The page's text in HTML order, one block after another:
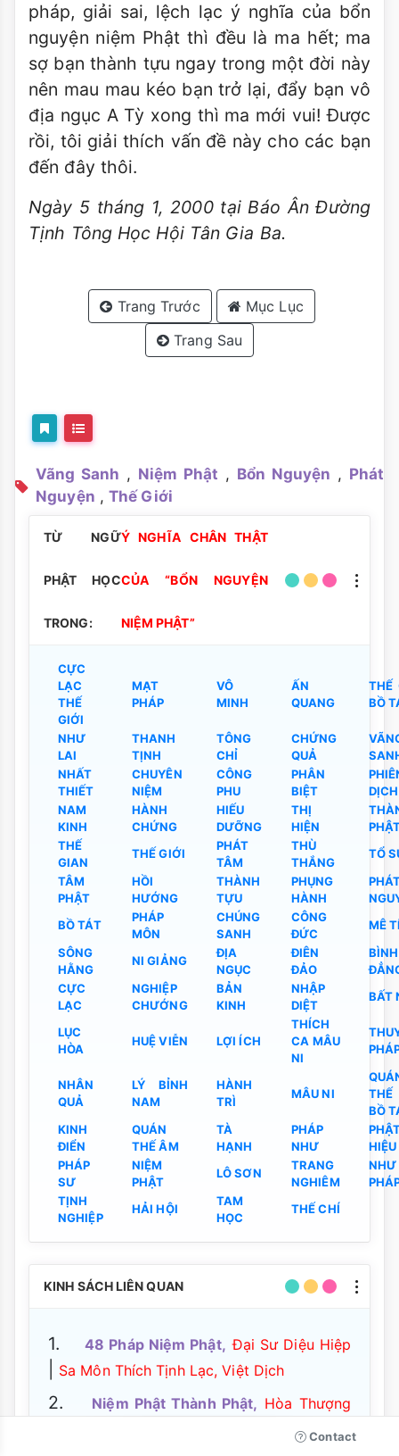
pháp, giải sai, lệch lạc ý nghĩa của bổn
nguyện niệm Phật thì đều là ma hết; ma
sợ bạn thành tựu ngay trong một đời này
nên mau mau kéo bạn trở lại, đẩy bạn vô
địa ngục A Tỳ xong thì ma mới vui! Ðược
rồi, tôi giải thích vấn đề này cho các bạn
đến đây thôi.
Ngày 5 tháng 1, 2000 tại Báo Ân Ðường
Tịnh Tông Học Hội Tân Gia Ba.
Trang Trước
Mục Lục
Trang Sau
Vãng Sanh , Niệm Phật , Bổn Nguyện , Phát
Nguyện ,Thế Giới
TỪ NGỮ
PHẬT HỌC
TRONG:
Ý NGHĨA CHÂN THẬT
CỦA “BỔN NGUYỆN
NIỆM PHẬT”
CỰC
LẠC
THẾ
GIỚI
MẠT
PHÁP
VÔ
MINH
ẤN
QUANG
THẾ
BỒ
NHƯ
LAI
THANH
TỊNH
TÔNG
CHỈ
CHỨNG
QUẢ
NHẤT
THIẾT
CHUYÊN
NIỆM
CÔNG
PHU
PHÂN
BIỆT
DỊCH
NAM
KINH
HÀNH
CHỨNG
HIẾU
DƯỠNG
THỊ
HIỆN
THẾ
GIAN
THẾ GIỚI
PHÁT
TÂM
THÙ
THẮNG
TỔ
TÂM
PHẬT
HỒI
HƯỚNG
THÀNH
TỰU
PHỤNG
HÀNH
BỒ TÁT
PHÁP
MÔN
CHÚNG
SANH
CÔNG
ĐỨC
MÊ
SÔNG
HẰNG
NI GIẢNG
ĐỊA
NGỤC
ĐIÊN
ĐẢO
BÌNH
CỰC
LẠC
NGHIỆP
CHƯỚNG
BẢN
KINH
NHẬP
DIỆT
BẤT
LỤC
HÒA
HUỆ VIỄN LỢI ÍCH
THÍCH
CA MÂU
NI
NHÂN
QUẢ
LÝ BỈNH
NAM
HÀNH
TRÌ
MÂU NI
THẾ
BỒ
KINH
ĐIỂN
QUÁN
THẾ ÂM
TÀ
HẠNH
PHÁP
NHƯ
HIỆU
PHÁP
SƯ
NIỆM
PHẬT
LÔ SƠN
TRANG
NGHIÊM
NHƯ
TỊNH
NGHIỆP
HẢI HỘI
TAM
HỌC
THẾ CHÍ
KINH SÁCH LIÊN QUAN
1.48 Pháp Niệm Phật, Đại Sư Diệu Hiệp
Sa Môn Thích Tịnh Lạc, Việt Dịch
2. Niệm Phật Thành Phật, Hòa Thượng
Contact